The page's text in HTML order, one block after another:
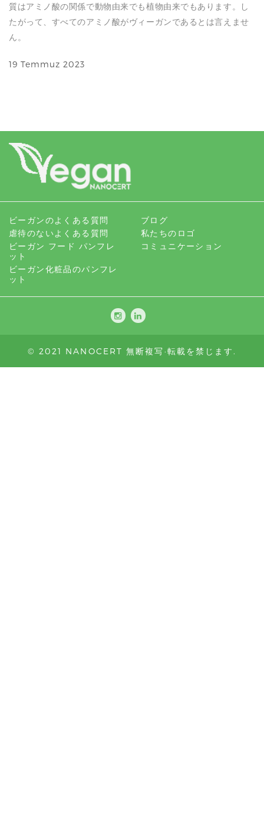
質はアミノ酸の関係で動物由来でも植物由来でもあります。し
たがって、すべてのアミノ酸がヴィーガンであるとは言えませ
ん。
19 Temmuz 2023
ビーガンのよくある質問
虐待のないよくある質問
ビーガン フード パンフレ
ット
ビーガン化粧品のパンフレ
ット
ブログ
私たちのロゴ
コミュニケーション
© 2021 NANOCERT 無断複写·転載を禁じます.